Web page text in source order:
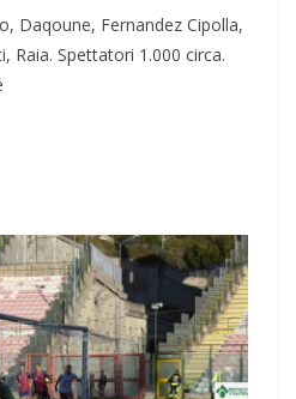
Daqoune, Fernandez Cipolla,
Raia. Spettatori 1.000 circa.